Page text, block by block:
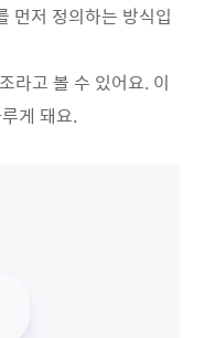
먼저 정의하는 방식입
라고 볼 수 있어요. 이
게 돼요.